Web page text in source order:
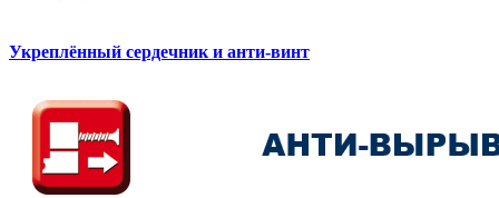
Укреплённый сердечник и анти-винт